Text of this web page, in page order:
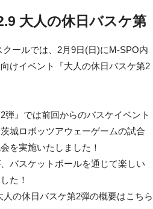
大人の休日バスケ第
ールでは、2月9日(日)にM-SPO内
けイベント『大人の休日バスケ第2
弾』では前回からのバスケイベント
城ロボッツアウェーゲームの試合
を実施いたしました！
バスケットボールを通じて楽しい
た！
の休日バスケ第2弾の概要はこちら